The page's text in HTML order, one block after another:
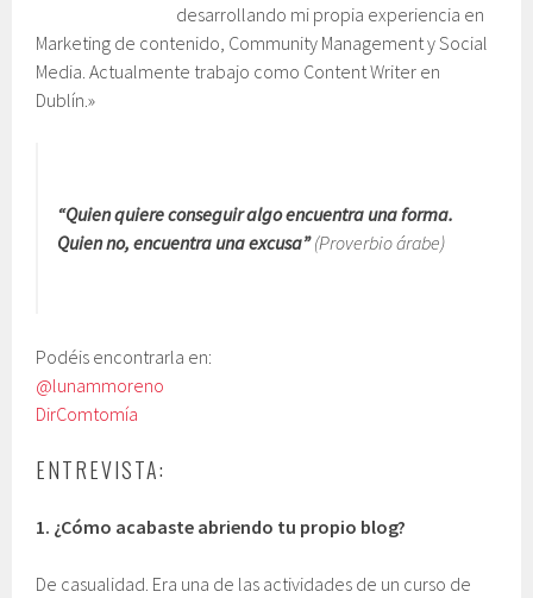
desarrollando mi propia experiencia en
Marketing de contenido, Community Management y Social
Media. Actualmente trabajo como Content Writer en
Dublín.»
“Quien quiere conseguir algo encuentra una forma.
Quien no, encuentra una excusa”(Proverbio árabe)
Podéis encontrarla en:
@lunammoreno
DirComtomía
ENTREVISTA:
1. ¿Cómo acabaste abriendo tu propio blog?
De casualidad. Era una de las actividades de un curso de